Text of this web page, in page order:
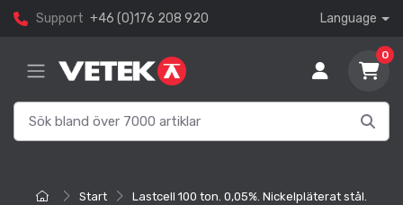
Support +46 (0)176 208 920 Language
0
Start Lastcell 100 ton. 0,05%. Nickelpläterat stål.